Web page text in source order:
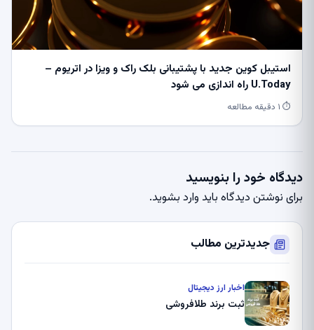
استیبل کوین جدید با پشتیبانی بلک راک و ویزا در اتریوم –
U.Today راه اندازی می شود
⏱ ۱ دقیقه مطالعه
دیدگاه خود را بنویسید
برای نوشتن دیدگاه باید وارد بشوید.
جدیدترین مطالب
اخبار ارز دیجیتال
ثبت برند طلافروشی